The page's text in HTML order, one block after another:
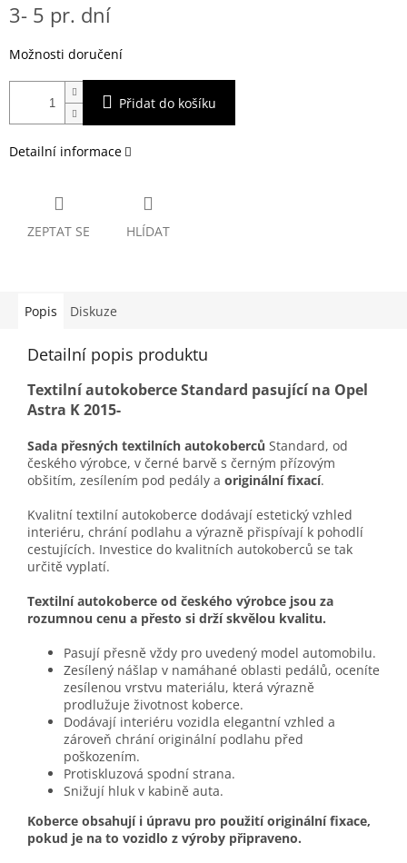
cena:
3- 5 pr. dní
Možnosti doručení
Přidat do košíku
Detailní informace
ZEPTAT SE HLÍDAT
Popis Diskuze
Detailní popis produktu
Textilní autokoberce Standard pasující na Opel
Astra K 2015-
Sada přesných textilních autokoberců Standard, od
českého výrobce, v černé barvě s černým přízovým
obšitím, zesílením pod pedály a originální fixací.
Kvalitní textilní autokoberce dodávají estetický vzhled
interiéru, chrání podlahu a výrazně přispívají k pohodlí
cestujících. Investice do kvalitních autokoberců se tak
určitě vyplatí.
Textilní autokoberce od českého výrobce jsou za
rozumnou cenu a přesto si drží skvělou kvalitu.
Pasují přesně vždy pro uvedený model automobilu.
Zesílený nášlap v namáhané oblasti pedálů, oceníte
zesílenou vrstvu materiálu, která výrazně
prodlužuje životnost koberce.
Dodávají interiéru vozidla elegantní vzhled a
zároveň chrání originální podlahu před
poškozením.
Protiskluzová spodní strana.
Snižují hluk v kabině auta.
Koberce obsahují i úpravu pro použití originální fixace,
pokud je na to vozidlo z výroby připraveno.